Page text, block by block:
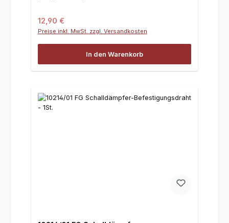
Regulärer Preis:
12,90 €
Preise inkl. MwSt. zzgl. Versandkosten
In den Warenkorb